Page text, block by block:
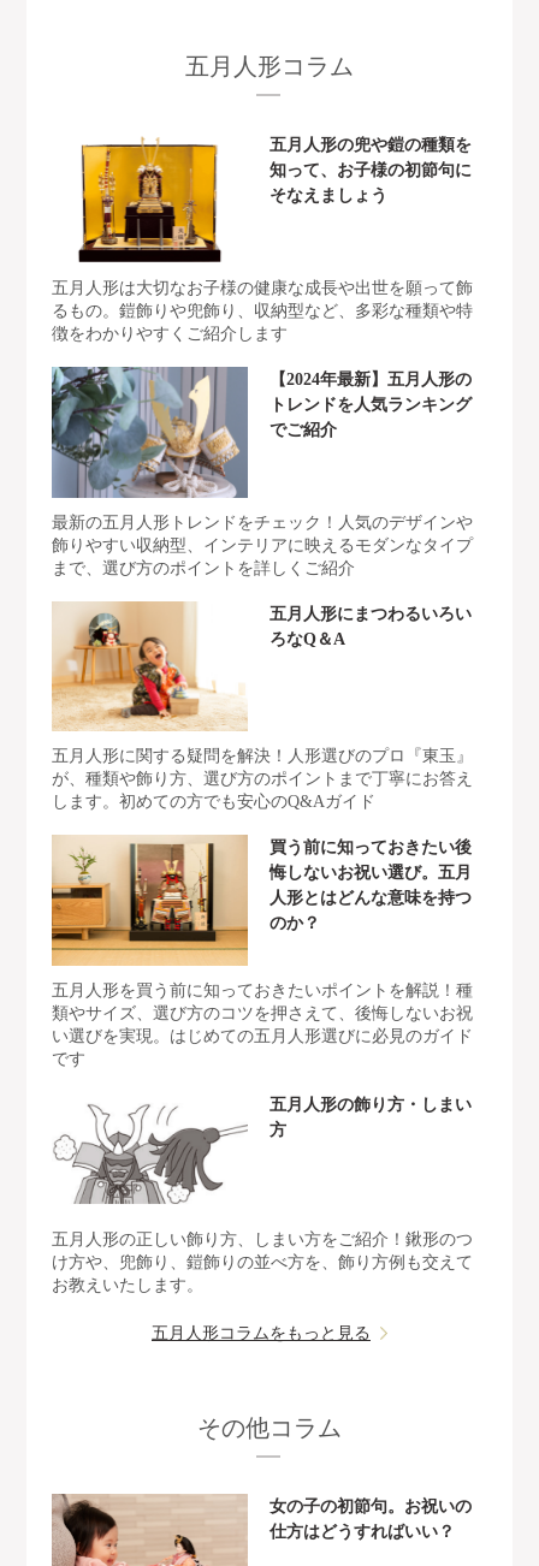
五月人形コラム
五月人形の兜や鎧の種類を
知って、お子様の初節句に
そなえましょう
五月人形は大切なお子様の健康な成長や出世を願って飾
るもの。鎧飾りや兜飾り、収納型など、多彩な種類や特
徴をわかりやすくご紹介します
【2024年最新】五月人形の
トレンドを人気ランキング
でご紹介
最新の五月人形トレンドをチェック！人気のデザインや
飾りやすい収納型、インテリアに映えるモダンなタイプ
まで、選び方のポイントを詳しくご紹介
五月人形にまつわるいろい
ろなQ＆A
五月人形に関する疑問を解決！人形選びのプロ『東玉』
が、種類や飾り方、選び方のポイントまで丁寧にお答え
します。初めての方でも安心のQ&Aガイド
買う前に知っておきたい後
悔しないお祝い選び。五月
人形とはどんな意味を持つ
のか？
五月人形を買う前に知っておきたいポイントを解説！種
類やサイズ、選び方のコツを押さえて、後悔しないお祝
い選びを実現。はじめての五月人形選びに必見のガイド
です
五月人形の飾り方・しまい
方
五月人形の正しい飾り方、しまい方をご紹介！鍬形のつ
け方や、兜飾り、鎧飾りの並べ方を、飾り方例も交えて
お教えいたします。
五月人形コラムをもっと見る
その他コラム
女の子の初節句。お祝いの
仕方はどうすればいい？